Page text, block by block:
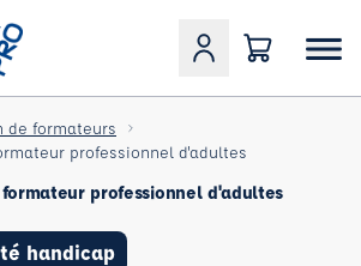
de formateurs
professionnel d'adultes
professionnel d'adultes
handicap